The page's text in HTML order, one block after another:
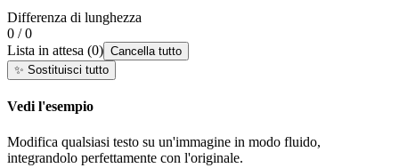
Differenza di lunghezza
0 / 0
Lista in attesa (0) Cancella tutto
✨ Sostituisci tutto
Vedi l'esempio
Modifica qualsiasi testo su un'immagine in modo fluido,
integrandolo perfettamente con l'originale.